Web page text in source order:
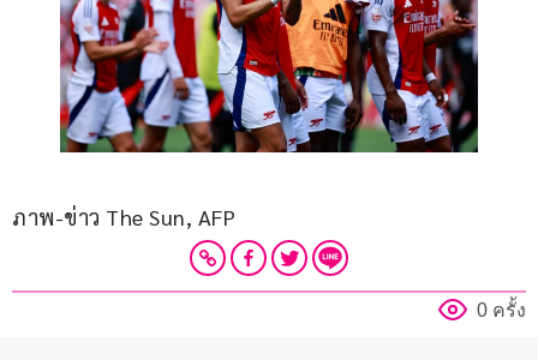
ภาพ-ข่าว The Sun, AFP
0 ครั้ง